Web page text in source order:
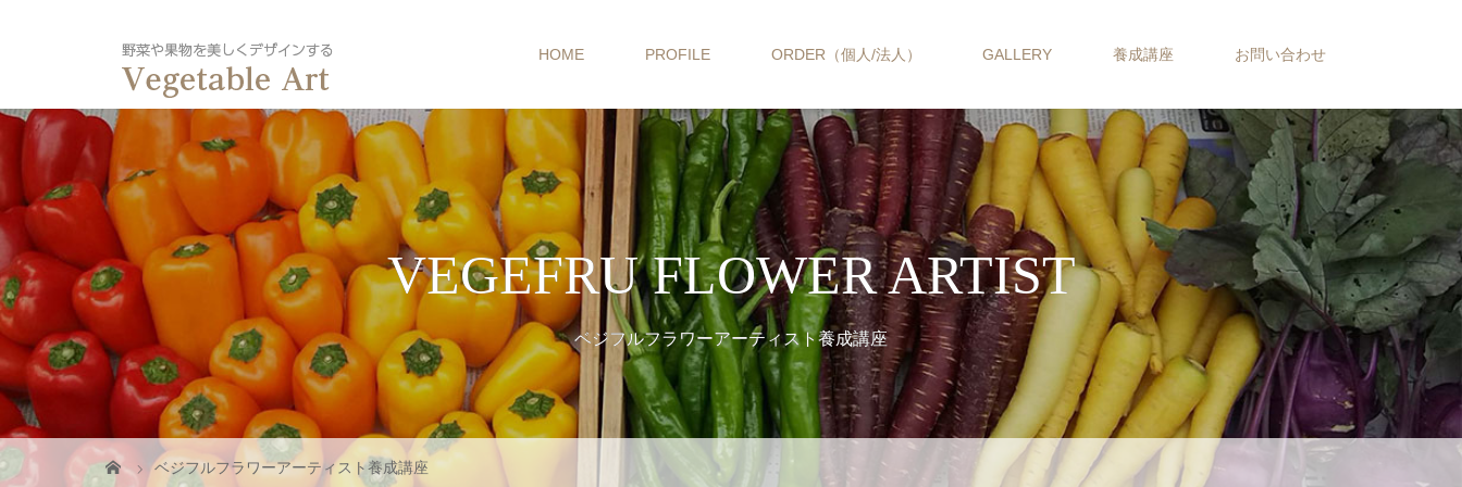
HOME PROFILE ORDER（個人/法人） GALLERY 養成講座 お問い合わせ
VEGEFRU FLOWER ARTIST
ベジフルフラワーアーティスト養成講座
ベジフルフラワーアーティスト養成講座